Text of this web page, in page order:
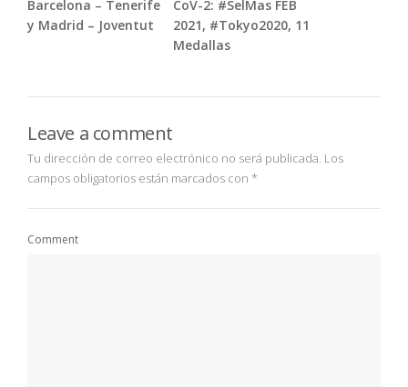
Barcelona – Tenerife
y Madrid – Joventut
CoV-2: #SelMas FEB
2021, #Tokyo2020, 11
Medallas
Leave a comment
Tu dirección de correo electrónico no será publicada. Los
campos obligatorios están marcados con *
Comment